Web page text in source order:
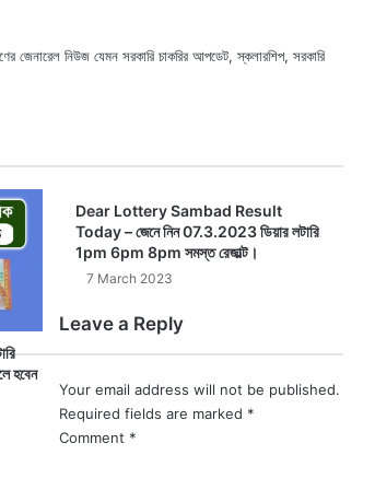
জেনারেল নিউজ যেমন সরকারি চাকরির আপডেট, স্কলারশিপ, সরকারি
হবেন
Dear Lottery Sambad Result
Today – জেনে নিন 07.3.2023 ডিয়ার লটারি
1pm 6pm 8pm সমস্ত রেজাল্ট।
7 March 2023
Leave a Reply
Your email address will not be published.
Required fields are marked *
Comment *